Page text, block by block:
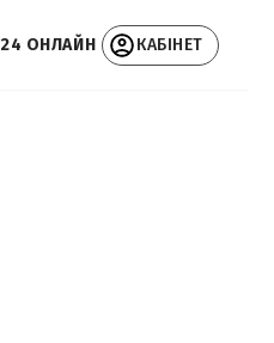
24 ОНЛАЙН КАБІНЕТ